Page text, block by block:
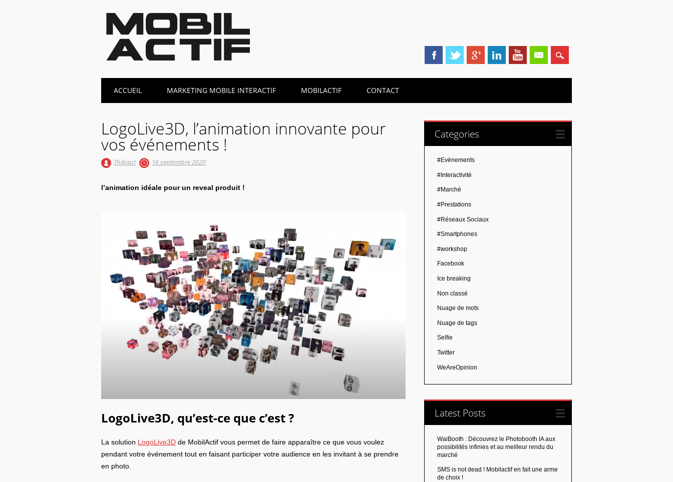
Main menu
ACCUEIL MARKETING MOBILE INTERACTIF MOBILACTIF CONTACT
LogoLive3D, l’animation innovante pour
vos événements !
Thibaut 16 septembre 2020
l’animation idéale pour un reveal produit !
LogoLive3D, qu’est-ce que c’est ?
La solution LogoLive3D de MobilActif vous permet de faire apparaître ce que vous voulez
pendant votre événement tout en faisant participer votre audience en les invitant à se prendre
en photo.
Categories
#Evènements
#Interactivité
#Marché
#Prestations
#Réseaux Sociaux
#Smartphones
#workshop
Facebook
Ice breaking
Non classé
Nuage de mots
Nuage de tags
Selfie
Twitter
WeAreOpinion
Latest Posts
WaiBooth : Découvrez le Photobooth IA aux
possibilités infinies et au meilleur rendu du
marché
SMS is not dead ! Mobilactif en fait une arme
de choix !